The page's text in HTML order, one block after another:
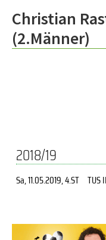
Christian
(2.Männer)
2018/19
Sa, 11.05.2019, 4.ST TUS II